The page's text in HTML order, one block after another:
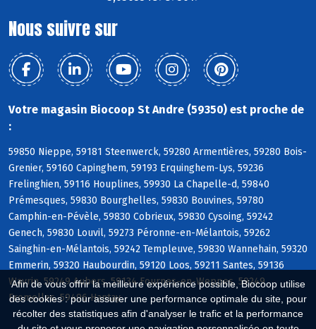
Afin de vous offrir la meilleure expérience possible, Biocoop utilise
des cookies : pour assurer une performance optimale du site, pour
récolter des statistiques afin d'analyser le trafic et la performance
Nous suivre sur
Votre magasin Biocoop St Andre (59350) est proche de
:
59850 Nieppe, 59181 Steenwerck, 59280 Armentières, 59280 Bois-
Grenier, 59160 Capinghem, 59193 Erquinghem-Lys, 59236
Frelinghien, 59116 Houplines, 59930 La Chapelle-d, 59840
Prémesques, 59830 Bourghelles, 59830 Bouvines, 59780
Camphin-en-Pévèle, 59830 Cobrieux, 59830 Cysoing, 59242
Genech, 59830 Louvil, 59273 Péronne-en-Mélantois, 59262
Sainghin-en-Mélantois, 59242 Templeuve, 59830 Wannehain, 59320
Emmerin, 59320 Haubourdin, 59120 Loos, 59211 Santes, 59136
Wavrin, 59249 Aubers, 59134 Fournes-en-Weppes, 59249
Fromelles, 59496 Hantay